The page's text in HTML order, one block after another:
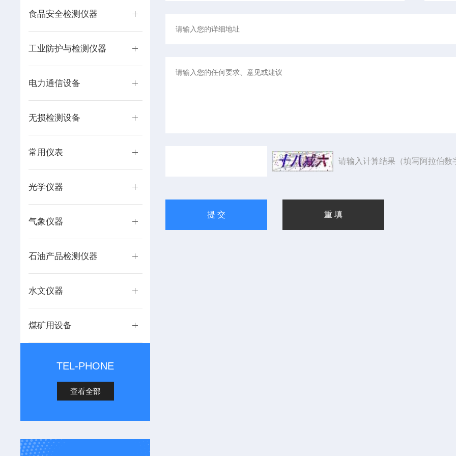
食品安全检测仪器
工业防护与检测仪器
电力通信设备
无损检测设备
常用仪表
光学仪器
气象仪器
石油产品检测仪器
水文仪器
煤矿用设备
TEL-PHONE
查看全部
请输入计算结果（填写阿拉伯数